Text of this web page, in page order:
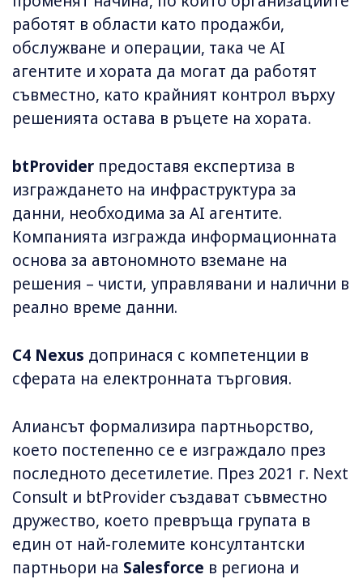
работят в области като продажби,
обслужване и операции, така че AI
агентите и хората да могат да работят
съвместно, като крайният контрол върху
решенията остава в ръцете на хората.
btProvider предоставя експертиза в
изграждането на инфраструктура за
данни, необходима за AI агентите.
Компанията изгражда информационната
основа за автономното вземане на
решения – чисти, управлявани и налични в
реално време данни.
C4 Nexus допринася с компетенции в
сферата на електронната търговия.
Алиансът формализира партньорство,
което постепенно се е изграждало през
последното десетилетие. През 2021 г. Next
Consult и btProvider създават съвместно
дружество, което превръща групата в
един от най-големите консултантски
партньори на Salesforce в региона и